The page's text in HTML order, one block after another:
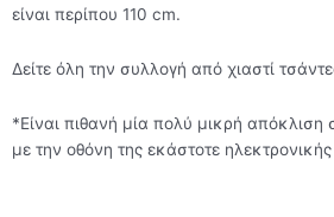
είναι περίπου 110 cm.
Δείτε όλη την συλλογή από χιαστί
*Είναι πιθανή μία πολύ μικρή
με την οθόνη της εκάστοτε